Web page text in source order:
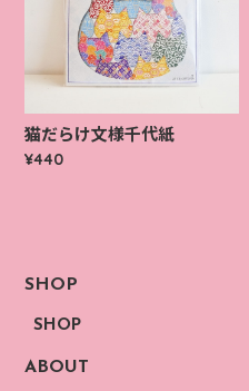
SHOP
SHOP
ABOUT
猫だらけ文様千代紙
¥440